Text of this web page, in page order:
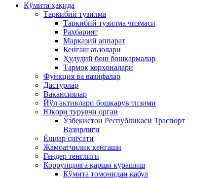
Қўмита ҳақида
Таркибий тузилма
Таркибий тузилма чизмаси
Раҳбарият
Марказий аппарат
Кенгаш аъзолари
Ҳудудий бош бошқармалар
Тармоқ корxоналари
Функция ва вазифалар
Дастурлар
Вакансиялар
Йўл активлари бошқарув тизими
Юқори турувчи орган
Ўзбекистон Республикаси Траспорт
Вазирлиги
Ёшлар сиёсати
Жамоатчилик кенгаши
Гендер тенглиги
Коррупцияга қарши курашиш
Қўмита томонидан қабул